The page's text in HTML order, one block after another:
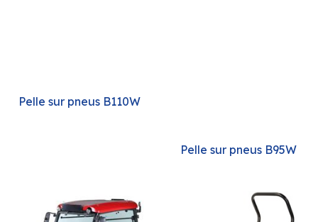
Pelle sur pneus B110W
Pelle sur pneus B95W